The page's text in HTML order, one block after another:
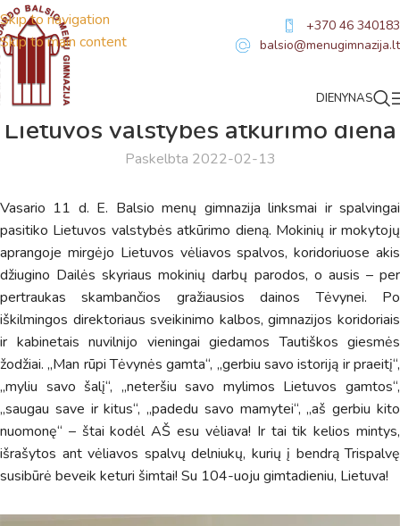
Skip to navigation
Skip to main content
+370 46 340183
balsio@menugimnazija.lt
DIENYNAS
Lietuvos valstybės atkūrimo diena
Paskelbta 2022-02-13
Vasario 11 d. E. Balsio menų gimnazija linksmai ir spalvingai
pasitiko Lietuvos valstybės atkūrimo dieną. Mokinių ir mokytojų
aprangoje mirgėjo Lietuvos vėliavos spalvos, koridoriuose akis
džiugino Dailės skyriaus mokinių darbų parodos, o ausis – per
pertraukas skambančios gražiausios dainos Tėvynei. Po
iškilmingos direktoriaus sveikinimo kalbos, gimnazijos koridoriais
ir kabinetais nuvilnijo vieningai giedamos Tautiškos giesmės
žodžiai. „Man rūpi Tėvynės gamta“, „gerbiu savo istoriją ir praeitį“,
„myliu savo šalį“, „neteršiu savo mylimos Lietuvos gamtos“,
„saugau save ir kitus“, „padedu savo mamytei“, „aš gerbiu kito
nuomonę“ – štai kodėl AŠ esu vėliava! Ir tai tik kelios mintys,
išrašytos ant vėliavos spalvų delniukų, kurių į bendrą Trispalvę
susibūrė beveik keturi šimtai! Su 104-uoju gimtadieniu, Lietuva!